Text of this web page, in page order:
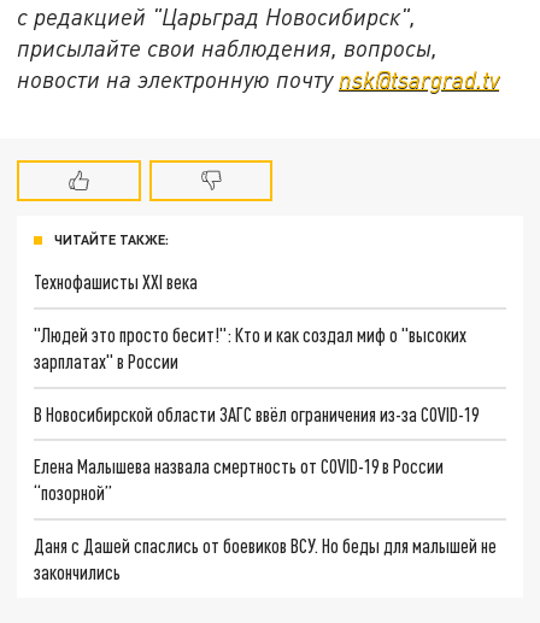
с редакцией "Царьград Новосибирск",
присылайте свои наблюдения, вопросы,
новости на электронную почту nsk@tsargrad.tv
ЧИТАЙТЕ ТАКЖЕ:
Технофашисты XXI века
"Людей это просто бесит!": Кто и как создал миф о "высоких
зарплатах" в России
В Новосибирской области ЗАГС ввёл ограничения из-за COVID-19
Елена Малышева назвала смертность от COVID-19 в России
“позорной”
Даня с Дашей спаслись от боевиков ВСУ. Но беды для малышей не
закончились